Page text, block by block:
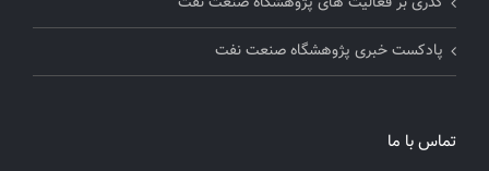
پادکست خبری پژوهشگاه صنعت نفت
تماس با ما